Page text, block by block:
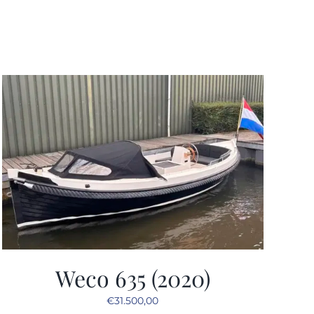
Weco 635 (2020)
€31.500,00